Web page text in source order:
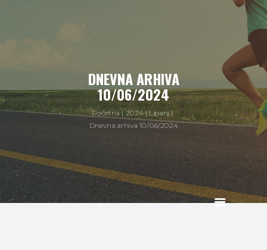
DNEVNA ARHIVA
10/06/2024
Početna 2024
Lipanj
Dnevna arhiva 10/06/2024